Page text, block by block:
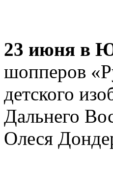
23 июня в
шопперов
детского
Дальнего
Олеся